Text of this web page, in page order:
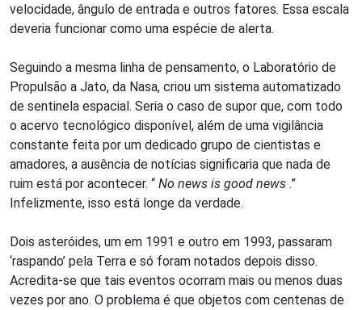
velocidade, ângulo de entrada e outros fatores. Essa escala
deveria funcionar como uma espécie de alerta.
Seguindo a mesma linha de pensamento, o Laboratório de
Propulsão a Jato, da Nasa, criou um sistema automatizado
de sentinela espacial. Seria o caso de supor que, com todo
o acervo tecnológico disponível, além de uma vigilância
constante feita por um dedicado grupo de cientistas e
amadores, a ausência de notícias significaria que nada de
ruim está por acontecer. “ No news is good news .”
Infelizmente, isso está longe da verdade.
Dois asteróides, um em 1991 e outro em 1993, passaram
‘raspando’ pela Terra e só foram notados depois disso.
Acredita-se que tais eventos ocorram mais ou menos duas
vezes por ano. O problema é que objetos com centenas de